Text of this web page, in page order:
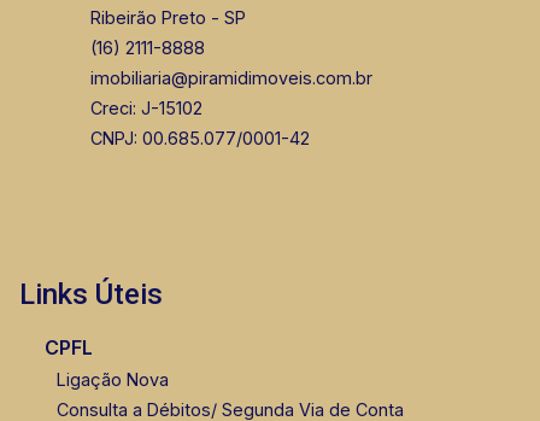
Ribeirão Preto - SP
(16) 2111-8888
imobiliaria@piramidimoveis.com.br
Creci: J-15102
CNPJ: 00.685.077/0001-42
Links Úteis
CPFL
Ligação Nova
Consulta a Débitos/ Segunda Via de Conta